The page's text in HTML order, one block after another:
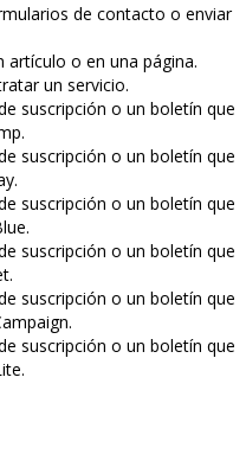
de contacto o enviar
artículo o en una página.
un servicio.
suscripción o un boletín que
suscripción o un boletín que
suscripción o un boletín que
suscripción o un boletín que
suscripción o un boletín que
suscripción o un boletín que